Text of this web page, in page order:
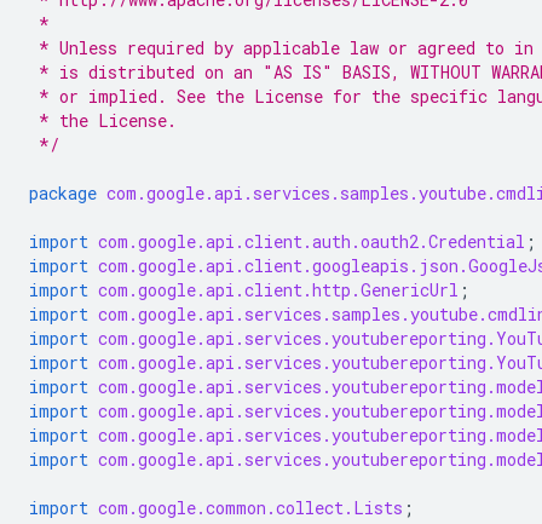
*
* Unless required by applicable law or agreed to
* is distributed on an "AS IS" BASIS, WITHOUT
* or implied. See the License for the specific
* the License.
*/
package
import com.google.api.client.auth.oauth2.Credential ;
import
import com.google.api.client.http.GenericUrl ;
import
import
import
import
import
import
import
import com.google.common.collect.Lists ;